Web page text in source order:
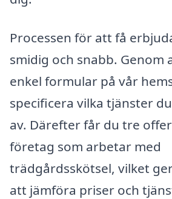
Processen för att få
smidig och snabb. Genom
enkel formular på vår
specificera vilka tjänster
av. Därefter får du tre
företag som arbetar med
trädgårdsskötsel, vilket
att jämföra priser och